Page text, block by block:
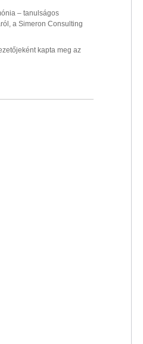
– tanulságos
a Simeron Consulting
kapta meg az